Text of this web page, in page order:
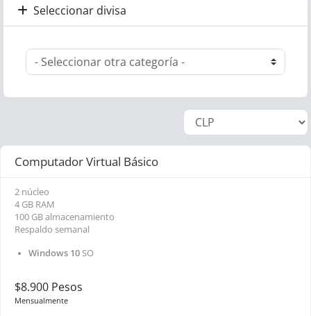
Seleccionar divisa
Computador Virtual Básico
2 núcleo
4 GB RAM
100 GB almacenamiento
Respaldo semanal
Windows 10SO
$8.900 Pesos
Mensualmente